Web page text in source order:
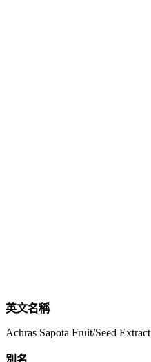
英文名稱
Achras Sapota Fruit/Seed Extract
別名